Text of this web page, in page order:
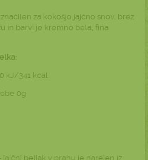
za kokošjo jajčno snov, brez
in barvi je kremno bela, fina
kJ/341 kcal
0g
beljak v prahu je narejen iz